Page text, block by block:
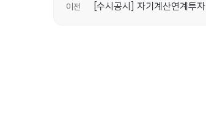
이전 [수시공시] 자기계산연계투자